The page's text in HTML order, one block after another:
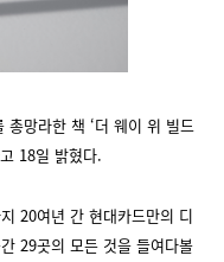
총망라한 책 ‘더 웨이 위 빌드
18일 밝혔다.
20여년 간 현대카드만의 디
29곳의 모든 것을 들여다볼